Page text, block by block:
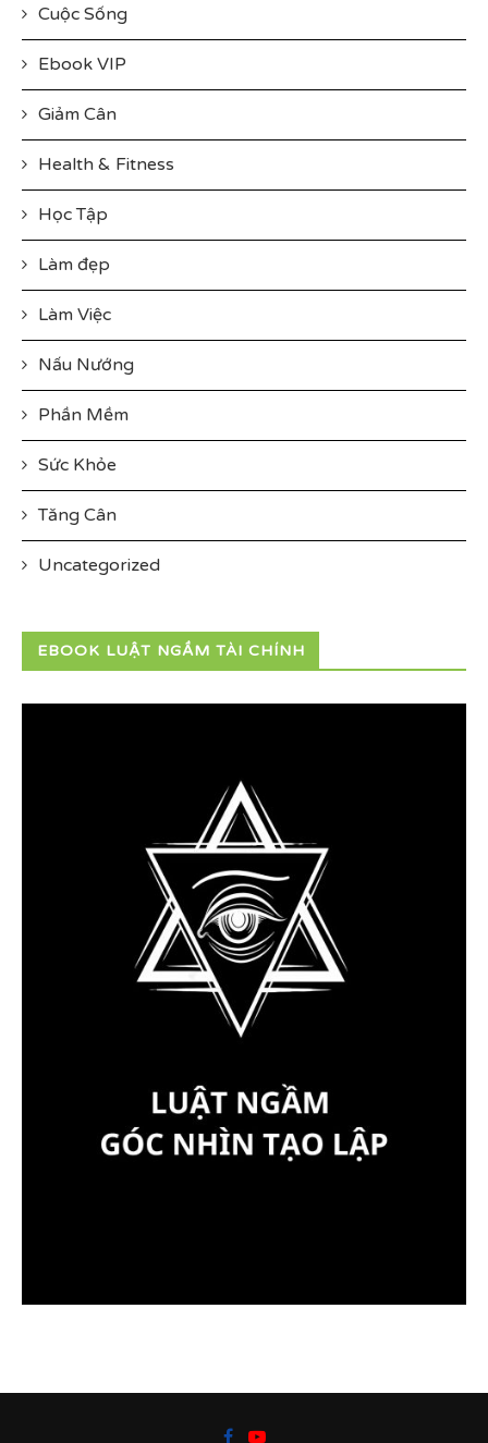
Cuộc Sống
Ebook VIP
Giảm Cân
Health & Fitness
Học Tập
Làm đẹp
Làm Việc
Nấu Nướng
Phần Mềm
Sức Khỏe
Tăng Cân
Uncategorized
EBOOK LUẬT NGẦM TÀI CHÍNH